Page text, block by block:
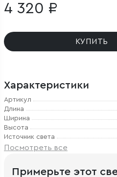
4 320 ₽
КУПИТЬ
Характеристики
Артикул
Длина
Ширина
Высота
Источник света
Посмотреть все
Примерьте этот